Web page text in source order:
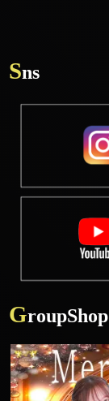
Sns
GroupShop